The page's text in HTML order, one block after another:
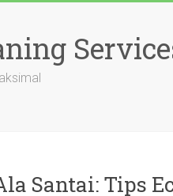
Santai: Tips